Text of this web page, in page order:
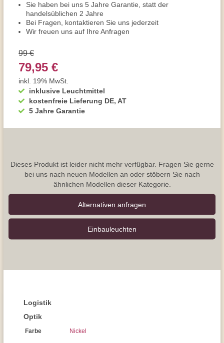
Sie haben bei uns 5 Jahre Garantie, statt der
handelsüblichen 2 Jahre
Bei Fragen, kontaktieren Sie uns jederzeit
Wir freuen uns auf Ihre Anfragen
inklusive Leuchtmittel
kostenfreie Lieferung DE, AT
5 Jahre Garantie
99 €
79,95 €
inkl. 19% MwSt.
Dieses Produkt ist leider nicht mehr verfügbar. Fragen Sie gerne
bei uns nach neuen Modellen an oder stöbern Sie nach
ähnlichen Modellen dieser Kategorie.
Alternativen anfragen
Einbauleuchten
Logistik
Optik
Farbe Nickel